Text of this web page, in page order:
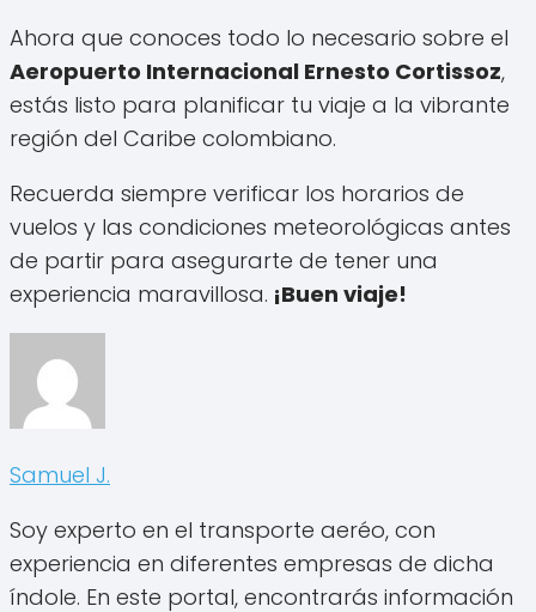
Ahora que conoces todo lo necesario sobre el
Aeropuerto Internacional Ernesto Cortissoz,
estás listo para planificar tu viaje a la vibrante
región del Caribe colombiano.
Recuerda siempre verificar los horarios de
vuelos y las condiciones meteorológicas antes
de partir para asegurarte de tener una
experiencia maravillosa. ¡Buen viaje!
Samuel J.
Soy experto en el transporte aeréo, con
experiencia en diferentes empresas de dicha
índole. En este portal, encontrarás información